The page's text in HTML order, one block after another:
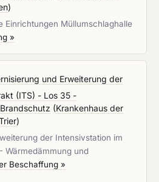
)
Einrichtungen Müllumschlaghalle
»
und Erweiterung der
(ITS) - Los 35 -
(Krankenhaus der
)
der Intensivstation im
Wärmedämmung und
Beschaffung »